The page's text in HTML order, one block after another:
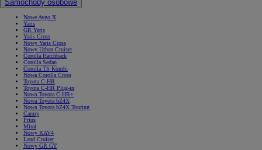
Samochody osobowe
Nowe Aygo X
Yaris
GR Yaris
Yaris Cross
Nowy Yaris Cross
Nowy Urban Cruiser
Corolla Hatchback
Corolla Sedan
Corolla TS Kombi
Nowa Corolla Cross
Toyota C-HR
Toyota C-HR Plug-in
Nowa Toyota C-HR+
Nowa Toyota bZ4X
Nowa Toyota bZ4X Touring
Camry
Prius
Mirai
Nowy RAV4
Land Cruiser
Nowy GR GT